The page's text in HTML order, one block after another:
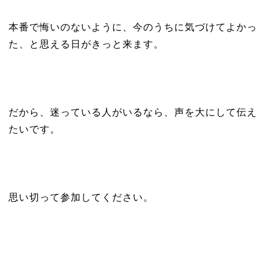
本番で悔いのないように、今のうちに気づけてよかっ
た、と思える日がきっと来ます。
だから、迷っている人がいるなら、声を大にして伝え
たいです。
思い切って参加してください。